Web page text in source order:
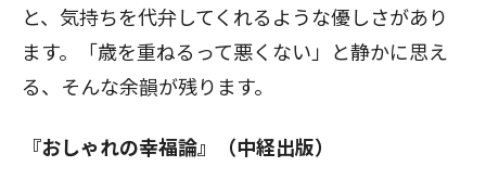
と、気持ちを代弁してくれるような優しさがあり
ます。「歳を重ねるって悪くない」と静かに思え
る、そんな余韻が残ります。
『おしゃれの幸福論』（中経出版）